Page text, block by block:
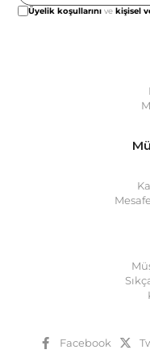
Üyelik koşullarını vekişisel
Facebook